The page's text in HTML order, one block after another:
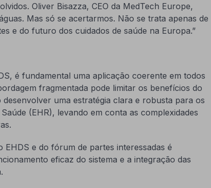
Oliver Bisazza, CEO da MedTech Europe,
Mas só se acertarmos. Não se trata apenas de
e do futuro dos cuidados de saúde na Europa.”
é fundamental uma aplicação coerente em todos
fragmentada pode limitar os benefícios do
uma estratégia clara e robusta para os
(EHR), levando em conta as complexidades
e do fórum de partes interessadas é
eficaz do sistema e a integração das